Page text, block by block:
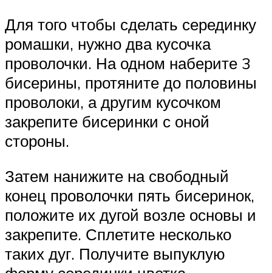
Для того чтобы сделать серединку
ромашки, нужно два кусочка
проволочки. На одном наберите 3
бисерины, протяните до половины
проволоки, а другим кусочком
закрепите бисеринки с оной
стороны.
Затем нанижите на свободный
конец проволочки пять бисеринок,
положите их дугой возле основы и
закрепите. Сплетите несколько
таких дуг. Получите выпуклую